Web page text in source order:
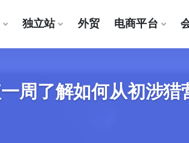
独立站 外贸 电商平台
周了解如何从初涉猎